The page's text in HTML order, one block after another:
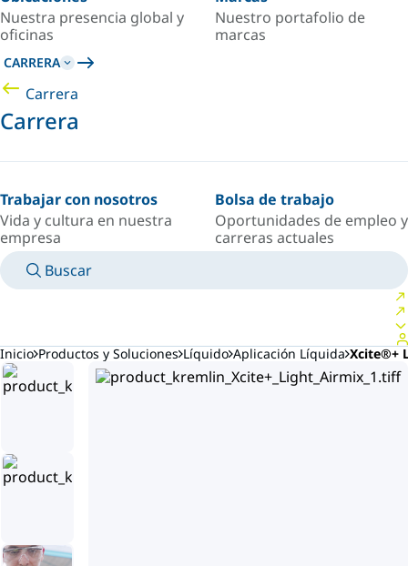
Nuestra presencia global y
oficinas
Nuestro portafolio de
marcas
CARRERA
Carrera
Carrera
Trabajar con nosotros
Vida y cultura en nuestra
empresa
Bolsa de trabajo
Oportunidades de empleo y
carreras actuales
Buscar
Inicio Productos y Soluciones Líquido Aplicación Líquida Xcite®+